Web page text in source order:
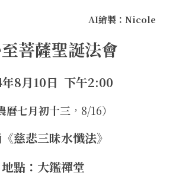
木
紀的殉道者
，隔山的道人！
AI繪製：Nicole
菩薩聖誕法會
8月10日  下午2:00
曆七月初十三 ，8/16）
慈悲三昧水懺法》
地點：大鑑禪堂